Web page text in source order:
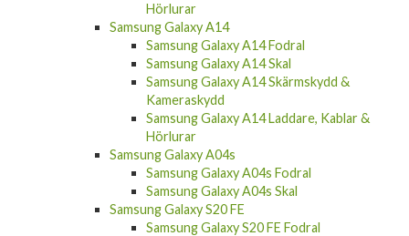
Hörlurar
Samsung Galaxy A14
Samsung Galaxy A14 Fodral
Samsung Galaxy A14 Skal
Samsung Galaxy A14 Skärmskydd &
Kameraskydd
Samsung Galaxy A14 Laddare, Kablar &
Hörlurar
Samsung Galaxy A04s
Samsung Galaxy A04s Fodral
Samsung Galaxy A04s Skal
Samsung Galaxy S20 FE
Samsung Galaxy S20 FE Fodral